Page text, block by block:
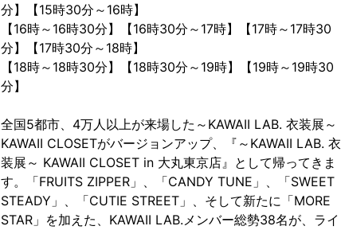
分】【15時30分～16時】
【16時～16時30分】【16時30分～17時】【17時～17時30
分】【17時30分～18時】
【18時～18時30分】【18時30分～19時】【19時～19時30
分】
全国5都市、4万⼈以上が来場した～KAWAII LAB. 衣装展～
KAWAII CLOSETがバージョンアップ、『～KAWAII LAB. 衣
装展～ KAWAII CLOSET in 大丸東京店』として帰ってきま
す。「FRUITS ZIPPER」、「CANDY TUNE」、「SWEET
STEADY」、「CUTIE STREET」、そして新たに「MORE
STAR」を加えた、KAWAII LAB.メンバー総勢38名が、ライ